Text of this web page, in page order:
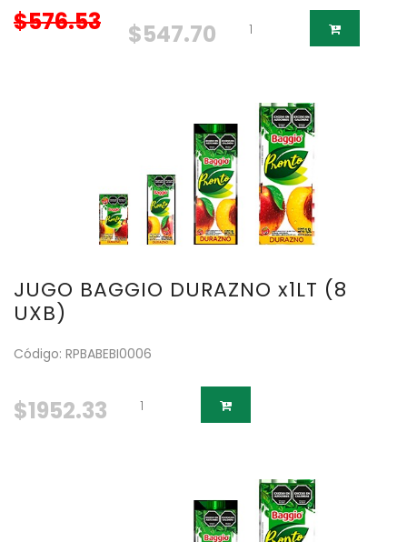
$576.53 $547.70
JUGO BAGGIO DURAZNO x1LT (8
UXB)
Código: RPBABEBI0006
$1952.33